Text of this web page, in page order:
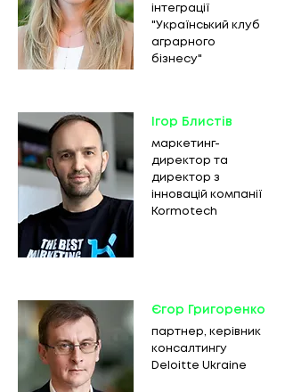
інтеграції
"Український клуб
аграрного
бізнесу"
Ігор Блистів
маркетинг-
директор та
директор з
інновацій компанії
Kormotech
Єгор Григоренко
партнер, керівник
консалтингу
Deloitte Ukraine